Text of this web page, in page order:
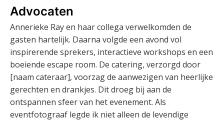
Advocaten
Annerieke Ray en haar collega verwelkomden de
gasten hartelijk. Daarna volgde een avond vol
inspirerende sprekers, interactieve workshops en een
boeiende escape room. De catering, verzorgd door
[naam cateraar], voorzag de aanwezigen van heerlijke
gerechten en drankjes. Dit droeg bij aan de
ontspannen sfeer van het evenement. Als
eventfotograaf legde ik niet alleen de levendige